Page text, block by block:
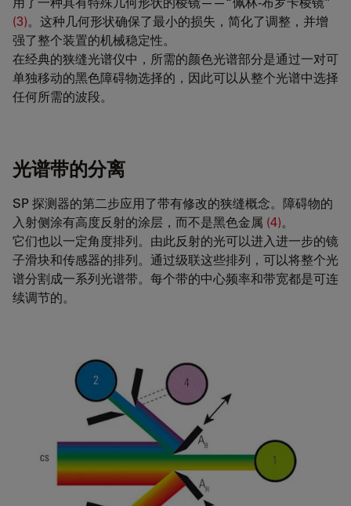
(3)。这种几何形状确保了最小的损失，简化了调整，并增
强了整个装置的机械稳定性。
在经典的狭缝光谱仪中，所需的颜色光谱部分是通过一对可
单独移动的黑色障碍物选择的，因此可以从整个光谱中选择
任何所需的波段。
光谱带的分离
SP 探测器的第二步应用了带有修改的狭缝概念。障碍物的
入射侧涂有高度反射的涂层，而不是黑色金属 (4)。
它们也以一定角度排列。由此反射的光可以进入进一步的镜
子滑块和传感器的排列。通过级联这些排列，可以将整个光
谱分割成一系列光谱带。每个带的中心频率和带宽都是可连
续调节的。